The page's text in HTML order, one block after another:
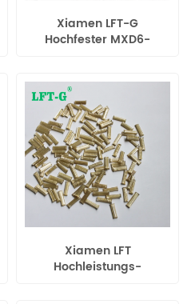
Xiamen LFT-G
Hochfester MXD6-
Originalfarbe
Xiamen LFT
Hochleistungs-